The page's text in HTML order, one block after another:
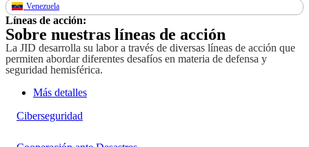
Venezuela
Líneas de acción:
Sobre nuestras líneas de acción
La JID desarrolla su labor a través de diversas líneas de acción que
permiten abordar diferentes desafíos en materia de defensa y
seguridad hemisférica.
Más detalles
Ciberseguridad